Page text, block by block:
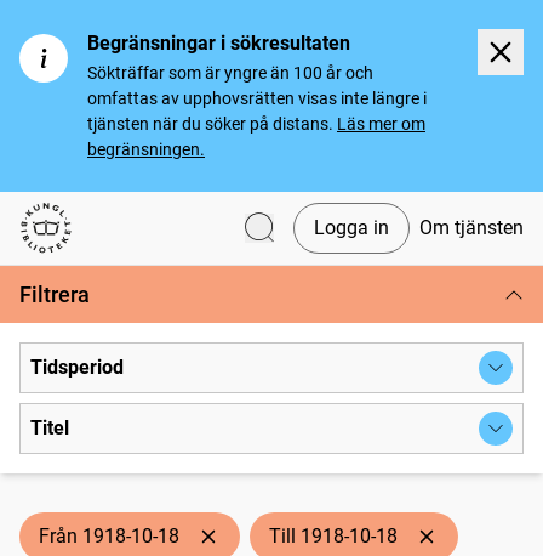
Begränsningar i sökresultaten
Sökträffar som är yngre än 100 år och
omfattas av upphovsrätten visas inte längre i
tjänsten när du söker på distans. Läs mer om
begränsningen.
Svenska tidningar
Logga in Om tjänsten
Filtrera
Tidsperiod
Titel
Från 1918-10-18 Till 1918-10-18